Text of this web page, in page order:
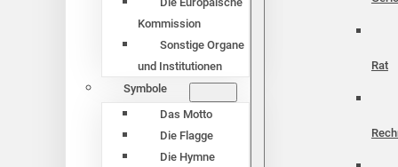
Kommission
Sonstige Organe
und Institutionen
Symbole
Das Motto
Die Flagge
Die Hymne
Rat